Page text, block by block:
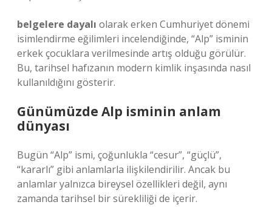
belgelere dayalı olarak erken Cumhuriyet dönemi
isimlendirme eğilimleri incelendiğinde, “Alp” isminin
erkek çocuklara verilmesinde artış olduğu görülür.
Bu, tarihsel hafızanın modern kimlik inşasında nasıl
kullanıldığını gösterir.
Günümüzde Alp isminin anlam
dünyası
Bugün “Alp” ismi, çoğunlukla “cesur”, “güçlü”,
“kararlı” gibi anlamlarla ilişkilendirilir. Ancak bu
anlamlar yalnızca bireysel özellikleri değil, aynı
zamanda tarihsel bir sürekliliği de içerir.